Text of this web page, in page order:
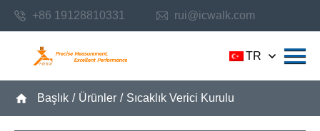
+86 19128810331 rui@icwalk.com
TR
Başlık / Ürünler / Sıcaklık Verici Kurulu